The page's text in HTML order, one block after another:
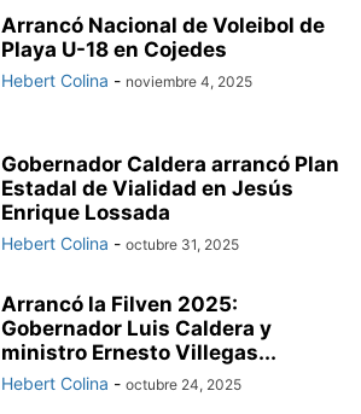
Arrancó Nacional de Voleibol de
Playa U-18 en Cojedes
Hebert Colina - noviembre 4, 2025
Gobernador Caldera arrancó Plan
Estadal de Vialidad en Jesús
Enrique Lossada
Hebert Colina - octubre 31, 2025
Arrancó la Filven 2025:
Gobernador Luis Caldera y
ministro Ernesto Villegas...
Hebert Colina - octubre 24, 2025